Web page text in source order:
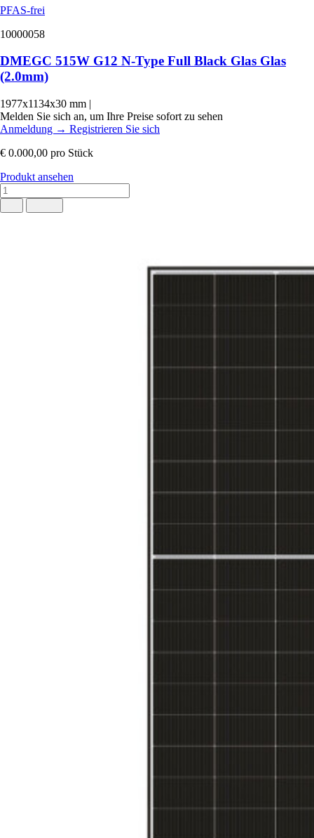
PFAS-frei
10000058
DMEGC 515W G12 N-Type Full Black Glas Glas
(2.0mm)
1977x1134x30 mm |
Melden Sie sich an, um Ihre Preise sofort zu sehen
Anmeldung → Registrieren Sie sich
€ 0.000,00 pro Stück
Produkt ansehen